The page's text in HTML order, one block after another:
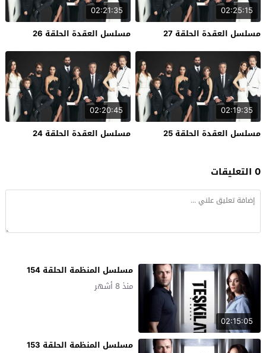
02:25:15
مسلسل العقدة الحلقة 27
02:21:35
مسلسل العقدة الحلقة 26
02:19:35
مسلسل العقدة الحلقة 25
02:20:45
مسلسل العقدة الحلقة 24
0 التعليقات
02:15:05
مسلسل المنظمة الحلقة 154
منذ 8 أشهر
مسلسل المنظمة الحلقة 153